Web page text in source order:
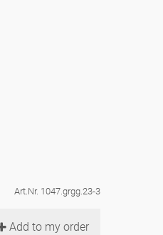
Art.Nr. 1047.grgg.23-3
Add to my order